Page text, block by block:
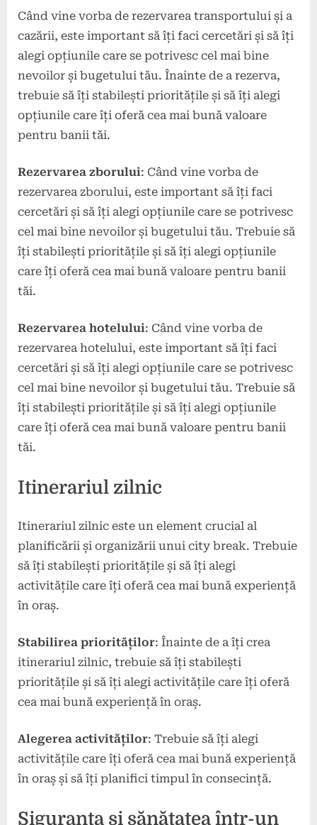
Când vine vorba de rezervarea transportului și a
cazării, este important să îți faci cercetări și să îți
alegi opțiunile care se potrivesc cel mai bine
nevoilor și bugetului tău. Înainte de a rezerva,
trebuie să îți stabilești prioritățile și să îți alegi
opțiunile care îți oferă cea mai bună valoare
pentru banii tăi.
Rezervarea zborului: Când vine vorba de
rezervarea zborului, este important să îți faci
cercetări și să îți alegi opțiunile care se potrivesc
cel mai bine nevoilor și bugetului tău. Trebuie să
îți stabilești prioritățile și să îți alegi opțiunile
care îți oferă cea mai bună valoare pentru banii
tăi.
Rezervarea hotelului: Când vine vorba de
rezervarea hotelului, este important să îți faci
cercetări și să îți alegi opțiunile care se potrivesc
cel mai bine nevoilor și bugetului tău. Trebuie să
îți stabilești prioritățile și să îți alegi opțiunile
care îți oferă cea mai bună valoare pentru banii
tăi.
Itinerariul zilnic
Itinerariul zilnic este un element crucial al
planificării și organizării unui city break. Trebuie
să îți stabilești prioritățile și să îți alegi
activitățile care îți oferă cea mai bună experiență
în oraș.
Stabilirea priorităților: Înainte de a îți crea
itinerariul zilnic, trebuie să îți stabilești
prioritățile și să îți alegi activitățile care îți oferă
cea mai bună experiență în oraș.
Alegerea activităților: Trebuie să îți alegi
activitățile care îți oferă cea mai bună experiență
în oraș și să îți planifici timpul în consecință.
Siguranța și sănătatea într-un